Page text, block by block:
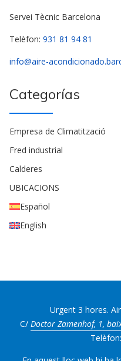
Servei Tècnic Barcelona
Telèfon: 931 81 94 81
info@aire-
Categorías
Empresa de Climatització
Fred industrial
Calderes
UBICACIONS
Español
English
Urgent 3 hores.
C/ Doctor Zamenhof, 1,
Telèfon: